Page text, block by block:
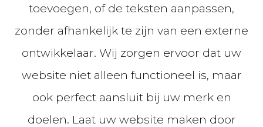
toevoegen, of de teksten aanpassen,
zonder afhankelijk te zijn van een externe
ontwikkelaar. Wij zorgen ervoor dat uw
website niet alleen functioneel is, maar
ook perfect aansluit bij uw merk en
doelen. Laat uw website maken door